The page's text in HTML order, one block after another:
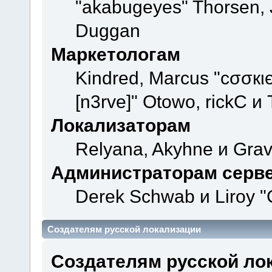
"akabugeyes"
Duggan
Маркетологам
Kindred, Marcus
[n3rve]" Otowo, rickC и
Локализаторам
Relyana, Akyhne и
Администраторам
Derek Schwab и Liroy
Создателям русской локализации
Создателям русской